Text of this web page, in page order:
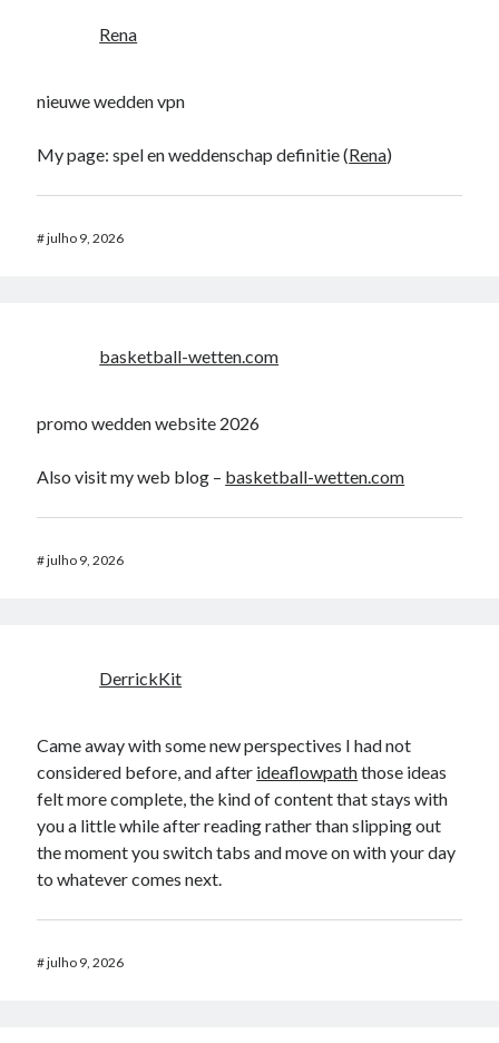
Rena
nieuwe wedden vpn
My page: spel en weddenschap definitie (Rena)
#julho 9, 2026
basketball-wetten.com
promo wedden website 2026
Also visit my web blog – basketball-wetten.com
#julho 9, 2026
DerrickKit
Came away with some new perspectives I had not
considered before, and after ideaflowpaththose ideas
felt more complete, the kind of content that stays with
you a little while after reading rather than slipping out
the moment you switch tabs and move on with your day
to whatever comes next.
#julho 9, 2026